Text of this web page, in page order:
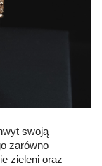
swoją
zarówno
zieleni oraz